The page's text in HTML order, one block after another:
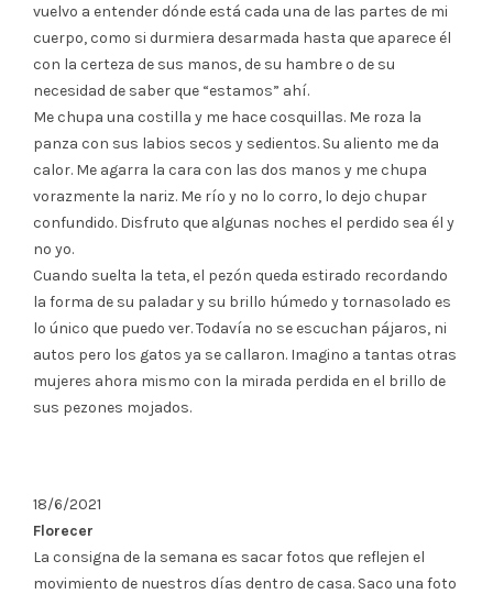
vuelvo a entender dónde está cada una de las partes de mi
cuerpo, como si durmiera desarmada hasta que aparece él
con la certeza de sus manos, de su hambre o de su
necesidad de saber que “estamos” ahí.
Me chupa una costilla y me hace cosquillas. Me roza la
panza con sus labios secos y sedientos. Su aliento me da
calor. Me agarra la cara con las dos manos y me chupa
vorazmente la nariz. Me río y no lo corro, lo dejo chupar
confundido. Disfruto que algunas noches el perdido sea él y
no yo.
Cuando suelta la teta, el pezón queda estirado recordando
la forma de su paladar y su brillo húmedo y tornasolado es
lo único que puedo ver. Todavía no se escuchan pájaros, ni
autos pero los gatos ya se callaron. Imagino a tantas otras
mujeres ahora mismo con la mirada perdida en el brillo de
sus pezones mojados.
18/6/2021
Florecer
La consigna de la semana es sacar fotos que reflejen el
movimiento de nuestros días dentro de casa. Saco una foto